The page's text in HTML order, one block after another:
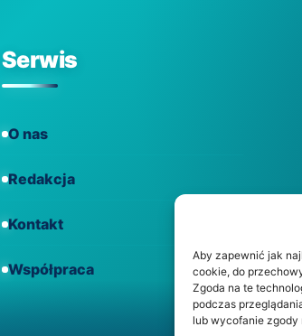
Aby zapewnić jak
cookie, do
Zgoda na te
podczas
lub wycofanie zgody
Serwis
O nas
Redakcja
Kontakt
Współpraca